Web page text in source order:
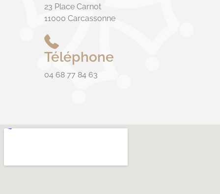
23 Place Carnot
11000 Carcassonne
Téléphone
04 68 77 84 63